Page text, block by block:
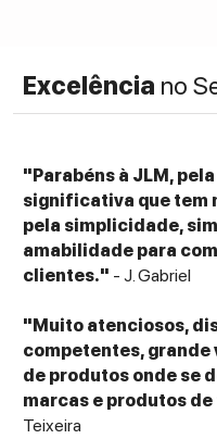
Excelência no
"Parabéns à JLM,
significativa que tem
pela simplicidade,
amabilidade para
clientes." - J. Gabriel
"Muito atenciosos,
competentes, grande
de produtos onde se
marcas e produtos
Teixeira